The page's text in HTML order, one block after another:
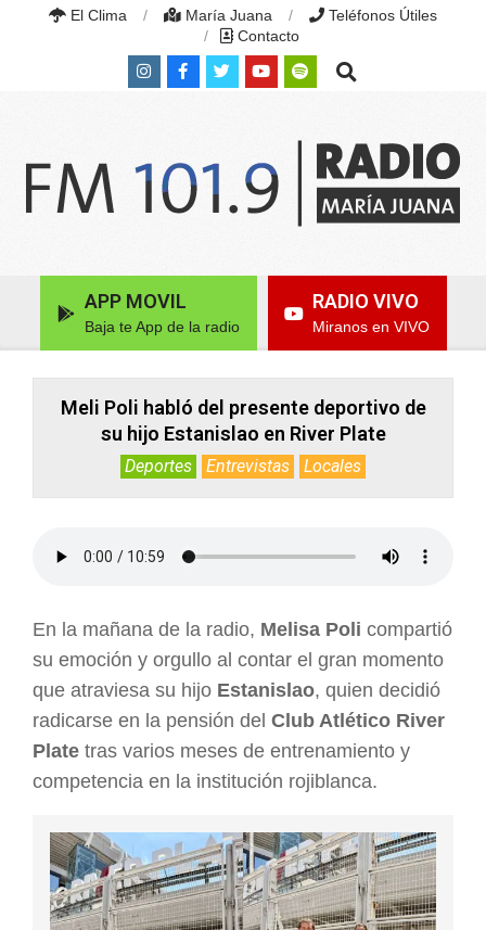
El Clima María Juana
Teléfonos Útiles
Contacto
Search
JUANA
FM
ARGENTINA
Navigation APP MOVIL
Baja te App de la radio
RADIO VIVO
Miranos en VIVO
Meli Poli habló del presente deportivo de
su hijo Estanislao en River Plate
Deportes Entrevistas Locales
En la mañana de la radio, Melisa Poli compartió
su emoción y orgullo al contar el gran momento
que atraviesa su hijo Estanislao, quien decidió
radicarse en la pensión del Club Atlético River
Plate tras varios meses de entrenamiento y
competencia en la institución rojiblanca.